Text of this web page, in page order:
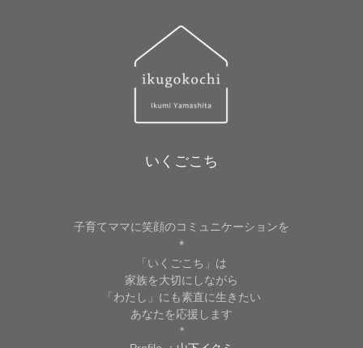
いくごこち
子育てママに笑顔のコミュニケーションを
*
「いくごこち」は
家族を大切にしながら
「わたし」にも素直に生きたい
あなたを応援します
*